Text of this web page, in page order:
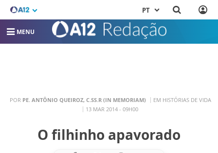
PT
MENU
POR PE. ANTÔNIO QUEIROZ, C.SS.R (IN MEMORIAM)
EM HISTÓRIAS DE VIDA
13 MAR 2014 - 09H00
O filhinho apavorado